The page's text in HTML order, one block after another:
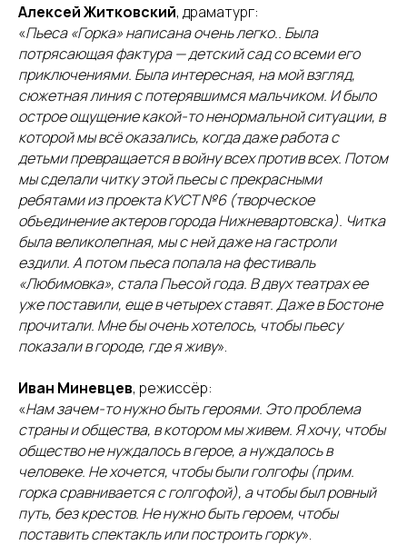
Алексей Житковский, драматург:
«Пьеса «Горка» написана очень легко.. Была
потрясающая фактура — детский сад со всеми его
приключениями. Была интересная, на мой взгляд,
сюжетная линия с потерявшимся мальчиком. И было
острое ощущение какой-то ненормальной ситуации, в
которой мы всё оказались, когда даже работа с
детьми превращается в войну всех против всех. Потом
мы сделали читку этой пьесы с прекрасными
ребятами из проекта КУСТ №6 (творческое
объединение актеров города Нижневартовска). Читка
была великолепная, мы с ней даже на гастроли
ездили. А потом пьеса попала на фестиваль
«Любимовка», стала Пьесой года. В двух театрах ее
уже поставили, еще в четырех ставят. Даже в Бостоне
прочитали. Мне бы очень хотелось, чтобы пьесу
показали в городе, где я живу».
Иван Миневцев, режиссёр:
«Нам зачем-то нужно быть героями. Это проблема
страны и общества, в котором мы живем. Я хочу, чтобы
общество не нуждалось в герое, а нуждалось в
человеке. Не хочется, чтобы были голгофы (прим.
горка сравнивается с голгофой), а чтобы был ровный
путь, без крестов. Не нужно быть героем, чтобы
поставить спектакль или построить горку».